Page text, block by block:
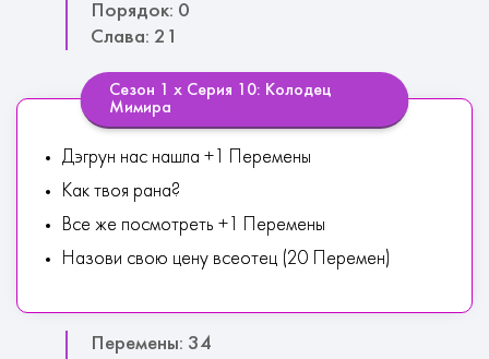
Порядок: 0
Слава: 21
Сезон 1 х Серия 10: Колодец
Мимира
Дэгрун нас нашла +1 Перемены
Как твоя рана?
Все же посмотреть +1 Перемены
Назови свою цену всеотец (20 Перемен)
Перемены: 34